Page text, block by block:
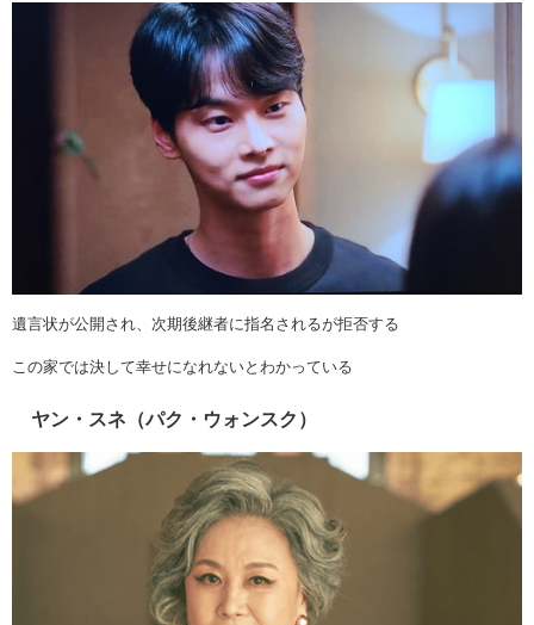
遺言状が公開され、次期後継者に指名されるが拒否する
この家では決して幸せになれないとわかっている
ヤン・スネ（パク・ウォンスク）